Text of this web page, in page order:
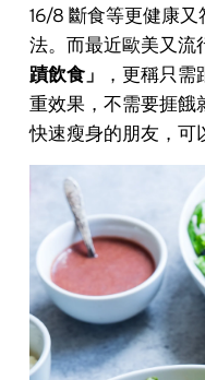
16/8 斷食等更健康
法。而最近歐美又流
蹟飲食」
，更稱只
重效果，不需要捱餓
快速瘦身的朋友，可